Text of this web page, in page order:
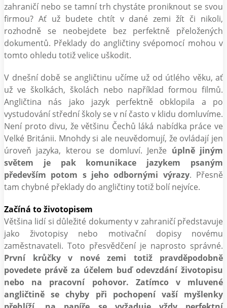
zahraničí nebo se tamní trh chystáte proniknout se svou
firmou? Ať už budete chtít v dané zemi žít či nikoli,
rozhodně se neobejdete bez perfektně přeložených
dokumentů. Překlady do angličtiny svépomocí mohou v
tomto ohledu totiž velice uškodit.
V dnešní době se angličtinu učíme už od útlého věku, ať
už ve školkách, školách nebo například formou filmů.
Angličtina nás jako jazyk perfektně obklopila a po
vystudování střední školy se v ní často v klidu domluvíme.
Není proto divu, že většinu Čechů láká nabídka práce ve
Velké Británii. Mnohdy si ale neuvědomují, že ovládají jen
úroveň jazyka, kterou se domluví. Jenže úplně jiným
světem je pak komunikace jazykem psaným
především potom s jeho odbornými výrazy. Přesně
tam chybné překlady do angličtiny totiž bolí nejvíce.
Začíná to životopisem
Většina lidí si důležité dokumenty v zahraničí představuje
jako životopisy nebo motivační dopisy novému
zaměstnavateli. Toto přesvědčení je naprosto správné.
První krůčky v nové zemi totiž pravděpodobně
povedete právě za účelem buď odevzdání životopisu
nebo na pracovní pohovor. Zatímco v mluvené
angličtině se chyby při pochopení vaší myšlenky